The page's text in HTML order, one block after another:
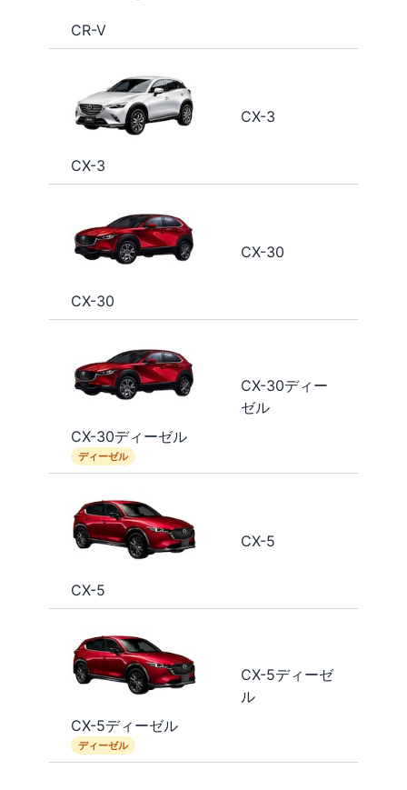
CR-V
CX-3
CX-3
CX-30
CX-30
CX-30ディーゼル
ディーゼル
CX-30ディー
ゼル
CX-5
CX-5
CX-5ディーゼル
ディーゼル
CX-5ディーゼ
ル